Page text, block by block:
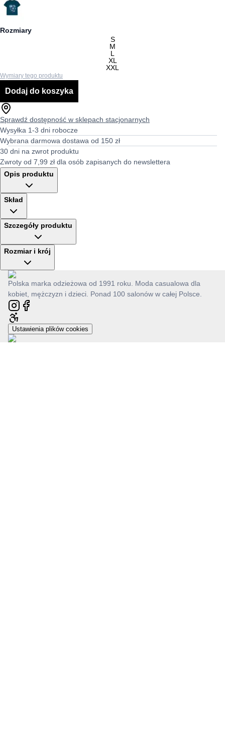
Rozmiary
S
M
L
XL
XXL
Wymiary tego produktu
Dodaj do koszyka
Sprawdź dostępność w sklepach stacjonarnych
Wysyłka 1-3 dni robocze
Wybrana darmowa dostawa od 150 zł
30 dni na zwrot produktu
Zwroty od 7,99 zł dla osób zapisanych do newslettera
Opis produktu
Skład
Szczegóły produktu
Rozmiar i krój
Polska marka odzieżowa od 1991 roku. Moda casualowa dla
kobiet, mężczyzn i dzieci. Ponad 100 salonów w całej Polsce.
Ustawienia plików cookies